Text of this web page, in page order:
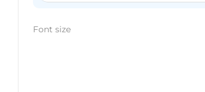
Font size
Căn hộ studio là sự lựa chọn
thiết kế căn hộ studio đẹp, đảm
không gian một cách khoa